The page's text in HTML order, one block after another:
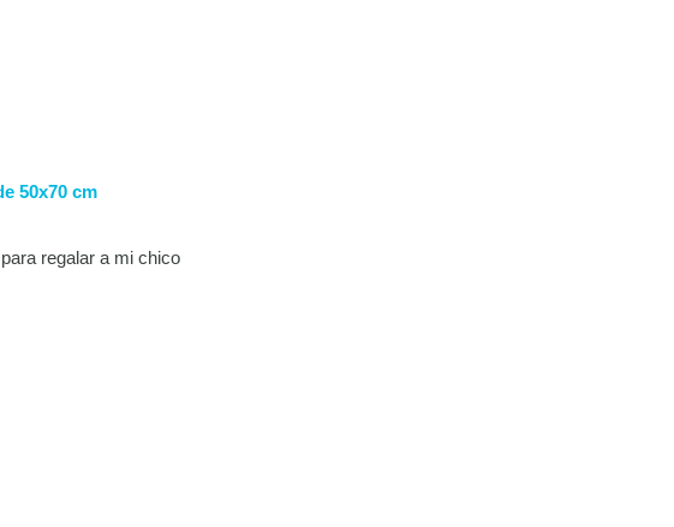
50x70 cm
regalar a mi chico